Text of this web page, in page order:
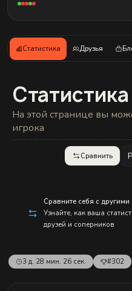
Статистика Друзья
Статистика
На этой странице вы
игрока
Сравнить
Сравните себя с другими
Узнайте, как ваша
друзей и соперников
3 д. 28 мин. 26 сек. #302
с
р
в
л
м!